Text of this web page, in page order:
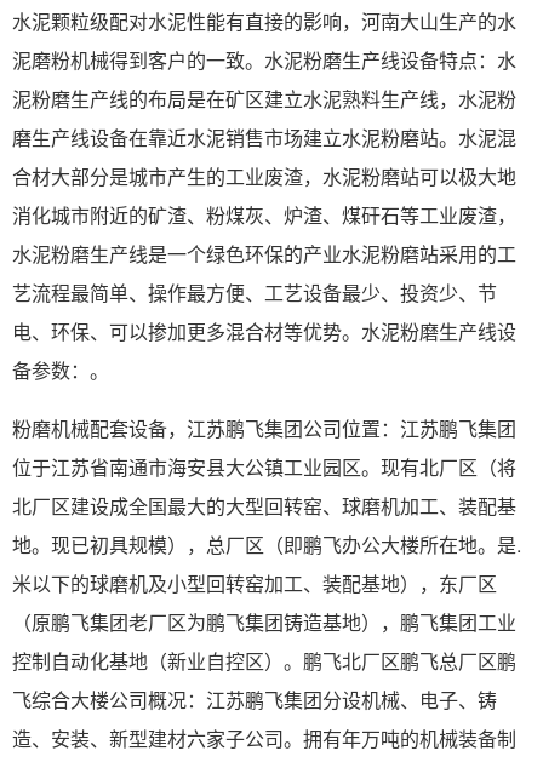
水泥颗粒级配对水泥性能有直接的影响，河南大山生产的水
泥磨粉机械得到客户的一致。水泥粉磨生产线设备特点：水
泥粉磨生产线的布局是在矿区建立水泥熟料生产线，水泥粉
磨生产线设备在靠近水泥销售市场建立水泥粉磨站。水泥混
合材大部分是城市产生的工业废渣，水泥粉磨站可以极大地
消化城市附近的矿渣、粉煤灰、炉渣、煤矸石等工业废渣，
水泥粉磨生产线是一个绿色环保的产业水泥粉磨站采用的工
艺流程最简单、操作最方便、工艺设备最少、投资少、节
电、环保、可以掺加更多混合材等优势。水泥粉磨生产线设
备参数：。
粉磨机械配套设备，江苏鹏飞集团公司位置：江苏鹏飞集团
位于江苏省南通市海安县大公镇工业园区。现有北厂区（将
北厂区建设成全国最大的大型回转窑、球磨机加工、装配基
地。现已初具规模），总厂区（即鹏飞办公大楼所在地。是.
米以下的球磨机及小型回转窑加工、装配基地），东厂区
（原鹏飞集团老厂区为鹏飞集团铸造基地），鹏飞集团工业
控制自动化基地（新业自控区）。鹏飞北厂区鹏飞总厂区鹏
飞综合大楼公司概况：江苏鹏飞集团分设机械、电子、铸
造、安装、新型建材六家子公司。拥有年万吨的机械装备制